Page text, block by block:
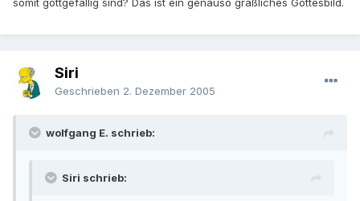
somit gottgefällig sind? Das ist ein genauso gräßliches Gottesbild.
Siri
Geschrieben 2. Dezember 2005
wolfgang E. schrieb:
Siri schrieb: